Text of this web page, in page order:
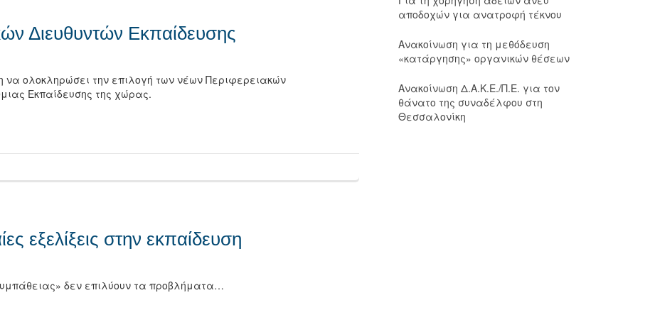
Διευθυντών Εκπαίδευσης
να ολοκληρώσει την επιλογή των νέων Περιφερειακών
Εκπαίδευσης της χώρας.
εξελίξεις στην εκπαίδευση
δεν επιλύουν τα προβλήματα…
αποδοχών για ανατροφή τέκνου
Ανακοίνωση για τη μεθόδευση
«κατάργησης» οργανικών θέσεων
Ανακοίνωση Δ.Α.Κ.Ε./Π.Ε. για τον
θάνατο της συναδέλφου στη
Θεσσαλονίκη